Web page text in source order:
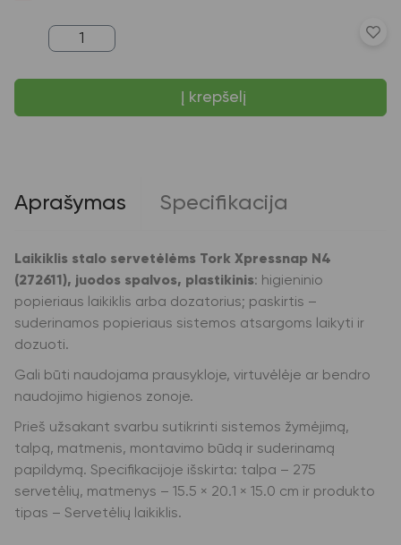
produkto
kiekis:
stalo
Tork
spalvos,
plastikinis
Į krepšelį
Aprašymas Specifikacija
Laikiklis stalo servetėlėms Tork Xpressnap N4
(272611), juodos spalvos, plastikinis: higieninio
popieriaus laikiklis arba dozatorius; paskirtis –
suderinamos popieriaus sistemos atsargoms laikyti ir
dozuoti.
Gali būti naudojama prausykloje, virtuvėlėje ar bendro
naudojimo higienos zonoje.
Prieš užsakant svarbu sutikrinti sistemos žymėjimą,
talpą, matmenis, montavimo būdą ir suderinamą
papildymą. Specifikacijoje išskirta: talpa – 275
servetėlių, matmenys – 15.5 × 20.1 × 15.0 cm ir produkto
tipas – Servetėlių laikiklis.